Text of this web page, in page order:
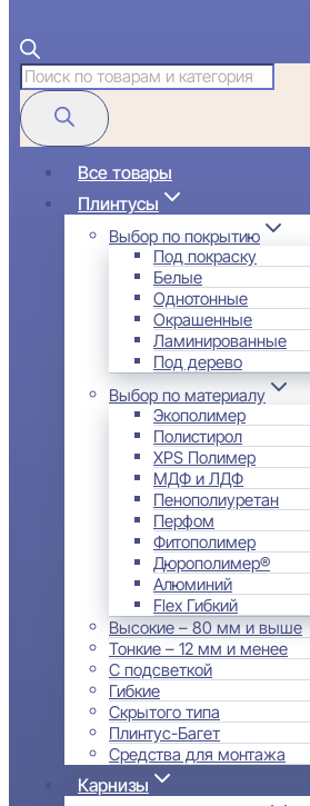
Поиск
товаров
Все товары
Плинтусы
Выбор по покрытию
Под покраску
Белые
Однотонные
Окрашенные
Ламинированные
Под дерево
Выбор по материалу
Экополимер
Полистирол
XPS Полимер
МДФ и ЛДФ
Пенополиуретан
Перфом
Фитополимер
Дюрополимер®
Алюминий
Flex Гибкий
Высокие – 80 мм и выше
Тонкие – 12 мм и менее
С подсветкой
Гибкие
Скрытого типа
Плинтус-Багет
Средства для монтажа
Карнизы